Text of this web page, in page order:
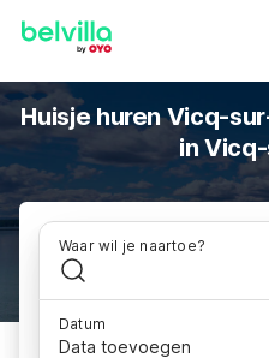
Huisje huren Vicq-
in
Waar wil je naartoe?
Datum
Data toevoegen